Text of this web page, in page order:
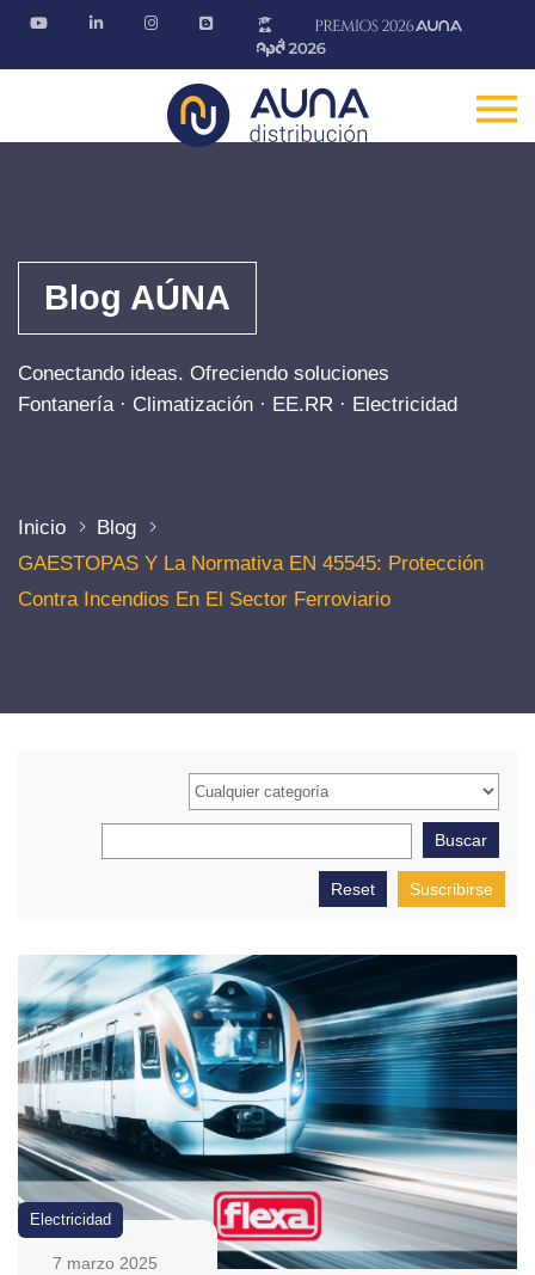
Blog AÚNA
Conectando ideas. Ofreciendo soluciones
Fontanería · Climatización · EE.RR · Electricidad
Inicio
Blog
GAESTOPAS Y La Normativa EN 45545: Protección
Contra Incendios En El Sector Ferroviario
Suscribirse
Electricidad
7 marzo 2025